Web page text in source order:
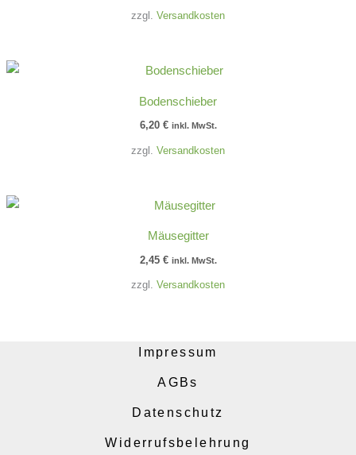
zzgl. Versandkosten
zzgl. Versandkosten
Bodenschieber
6,20 € inkl. MwSt.
zzgl. Versandkosten
Mäusegitter
2,45 € inkl. MwSt.
Impressum
AGBs
Datenschutz
Widerrufsbelehrung